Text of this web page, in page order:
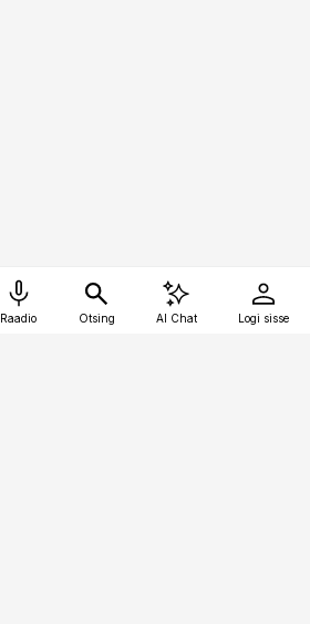
Raadio Otsing AI Chat Logi sisse